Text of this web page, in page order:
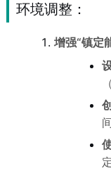
环境调整：
增强“镇定